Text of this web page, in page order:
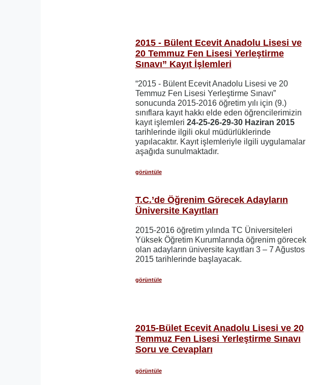
2015 - Bülent Ecevit Anadolu Lisesi ve
20 Temmuz Fen Lisesi Yerleştirme
Sınavı” Kayıt İşlemleri
“2015 - Bülent Ecevit Anadolu Lisesi ve 20
Temmuz Fen Lisesi Yerleştirme Sınavı”
sonucunda 2015-2016 öğretim yılı için (9.)
sınıflara kayıt hakkı elde eden öğrencilerimizin
kayıt işlemleri 24-25-26-29-30 Haziran 2015
tarihlerinde ilgili okul müdürlüklerinde
yapılacaktır. Kayıt işlemleriyle ilgili uygulamalar
aşağıda sunulmaktadır.
görüntüle
T.C.’de Öğrenim Görecek Adayların
Üniversite Kayıtları
2015-2016 öğretim yılında TC Üniversiteleri
Yüksek Öğretim Kurumlarında öğrenim görecek
olan adayların üniversite kayıtları 3 – 7 Ağustos
2015 tarihlerinde başlayacak.
görüntüle
2015-Bület Ecevit Anadolu Lisesi ve 20
Temmuz Fen Lisesi Yerleştirme Sınavı
Soru ve Cevapları
görüntüle